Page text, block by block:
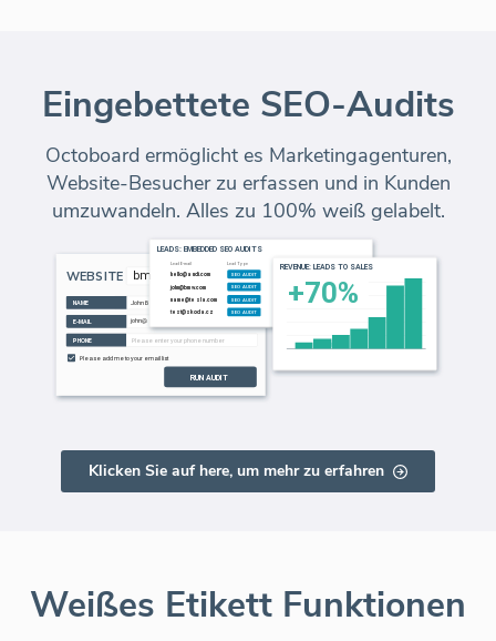
Eingebettete SEO-Audits
Octoboard ermöglicht es Marketingagenturen,
Website-Besucher zu erfassen und in Kunden
umzuwandeln. Alles zu 100% weiß gelabelt.
Klicken Sie auf here, um mehr zu erfahren
Weißes Etikett Funktionen